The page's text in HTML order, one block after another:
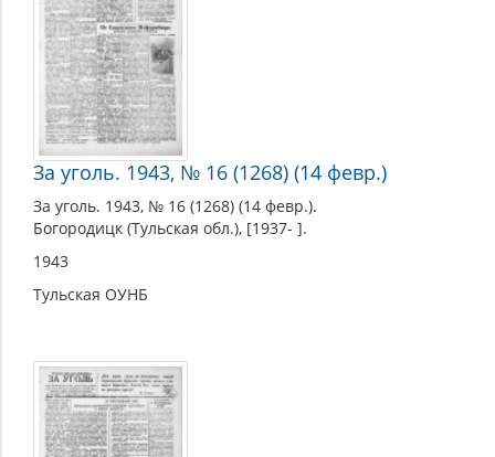
За уголь. 1943, № 16 (1268) (14 февр.)
За уголь. 1943, № 16 (1268) (14 февр.).
Богородицк (Тульская обл.), [1937- ].
1943
Тульская ОУНБ